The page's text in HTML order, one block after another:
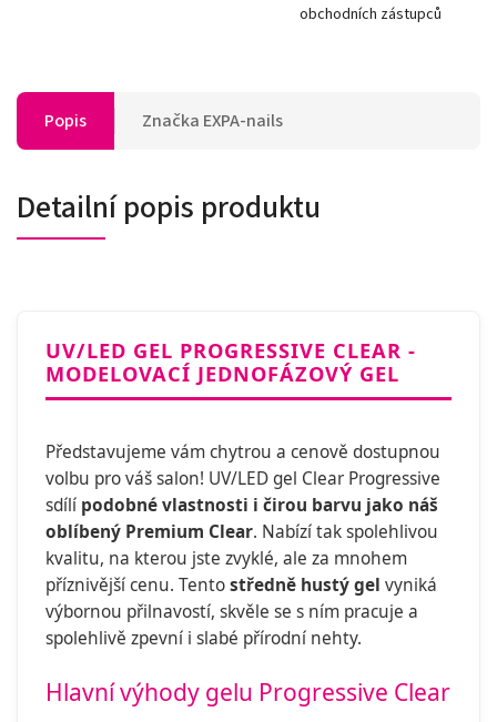
obchodních zástupců
Popis Značka EXPA-nails
Detailní popis produktu
UV/LED GEL PROGRESSIVE CLEAR -
MODELOVACÍ JEDNOFÁZOVÝ GEL
Představujeme vám chytrou a cenově dostupnou
volbu pro váš salon! UV/LED gel Clear Progressive
sdílí podobné vlastnosti i čirou barvu jako náš
oblíbený Premium Clear. Nabízí tak spolehlivou
kvalitu, na kterou jste zvyklé, ale za mnohem
příznivější cenu. Tentostředně hustý gel vyniká
výbornou přilnavostí, skvěle se s ním pracuje a
spolehlivě zpevní i slabé přírodní nehty.
Hlavní výhody gelu Progressive Clear